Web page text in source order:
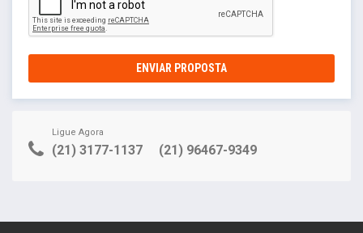
ENVIAR PROPOSTA
Ligue Agora
(21) 3177-1137 (21) 96467-9349